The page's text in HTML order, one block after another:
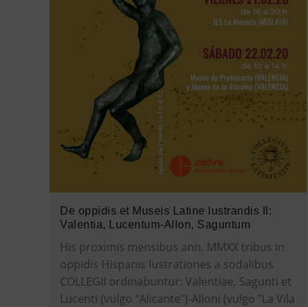
De oppidis et Museis Latine lustrandis II:
Valentia, Lucentum-Allon, Saguntum
His proximis mensibus ann. MMXX tribus in
oppidis Hispanis lustrationes a sodalibus
COLLEGII ordinabuntur: Valentiae, Sagunti et
Lucenti (vulgo "Alicante")-Alloni (vulgo "La Vila